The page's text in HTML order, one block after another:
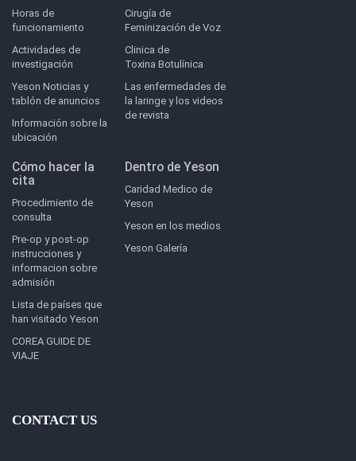
Horas de
funcionamiento
Actividades de
investigación
Yeson Noticias y
tablón de anuncios
Información sobre la
ubicación
Cirugía de
Feminización de Voz
Clinica de
Toxina Botulínica
Las enfermedades de
la laringe y los videos
de revista
Cómo hacer la
cita
Procedimiento de
consulta
Pre-op y post-op
instrucciones y
informacion sobre
admisión
Lista de países que
han visitado Yeson
COREA GUIDE DE
VIAJE
Dentro de Yeson
Caridad Medico de
Yeson
Yeson en los medios
Yeson Galería
CONTACT US